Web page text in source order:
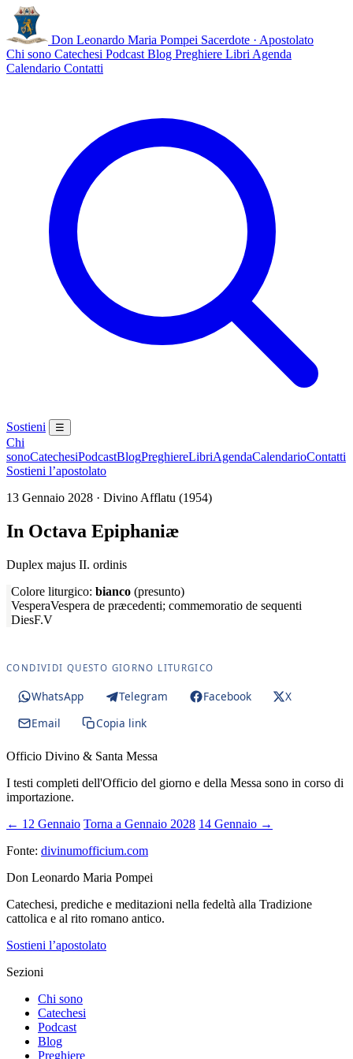
Don Leonardo Maria Pompei Sacerdote · Apostolato
Chi sono Catechesi Podcast Blog Preghiere Libri Agenda
Calendario Contatti
Sostieni ☰
Chi
sonoCatechesiPodcastBlogPreghiereLibriAgendaCalendarioContatti
Sostieni l’apostolato
13 Gennaio 2028 · Divino Afflatu (1954)
In Octava Epiphaniæ
Duplex majus II. ordinis
Colore liturgico: bianco (presunto)
VesperaVespera de præcedenti; commemoratio de sequenti
DiesF.V
CONDIVIDI QUESTO GIORNO LITURGICO
WhatsApp Telegram Facebook
X
Email
Copia link
Officio Divino & Santa Messa
I testi completi dell'Officio del giorno e della Messa sono in corso di
importazione.
← 12 Gennaio Torna a Gennaio 2028 14 Gennaio →
Fonte: divinumofficium.com
Don Leonardo Maria Pompei
Catechesi, prediche e meditazioni nella fedeltà alla Tradizione
cattolica e al rito romano antico.
Sostieni l’apostolato
Sezioni
Chi sono
Catechesi
Podcast
Blog
Preghiere